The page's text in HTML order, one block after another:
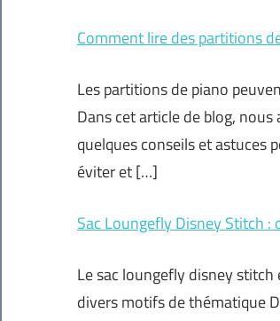
Comment lire des partitions
Les partitions de piano
Dans cet article de blog,
quelques conseils et astuces
éviter et […]
Sac Loungefly Disney Stitch :
Le sac loungefly disney
divers motifs de thématique